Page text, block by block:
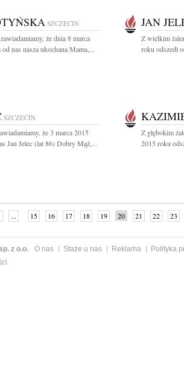
SZCZECIN
że dnia 8 marca
nas nasza ukochana Mama,...
JAN
Z wielkim
roku odszedł
SZCZECIN
że 3 marca 2015
Jan Jelec (lat 86) Dobry Mąż,...
Z głębokim
2015 roku
... 15 16 17 18 19 20 21 22
23
z o.o. O nas Staże u nas Reklama
Polityka